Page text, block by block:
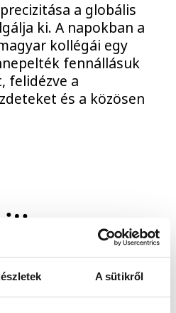
A sütikről
a globális
ki. A napokban a
kollégái egy
fennállásuk
felidézve a
és a közösen
fejlődés és
jubileumát
Zrt.